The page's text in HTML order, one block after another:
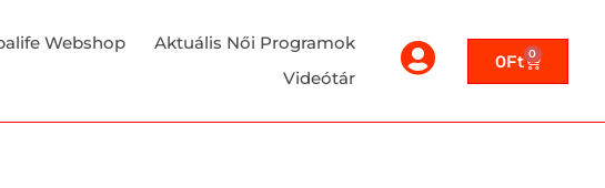
Webshop
Aktuális Női Programok
Videótár
0Ft 0